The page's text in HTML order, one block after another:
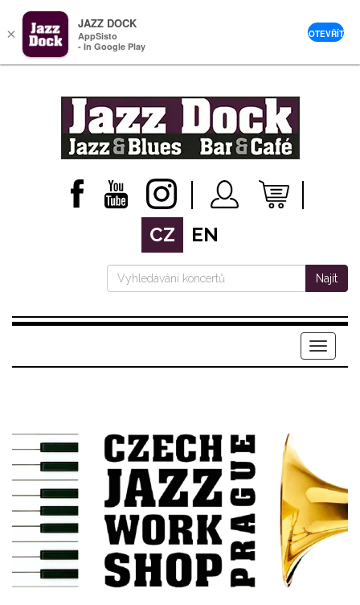
CZ EN
Najít
Menu
×
JAZZ DOCK
AppSisto
- In Google Play
OTEVŘÍT